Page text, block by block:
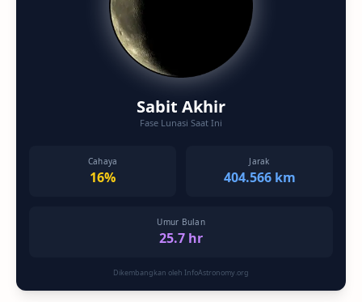
Sabit Akhir
Fase Lunasi Saat Ini
Cahaya
16%
Jarak
404.566 km
Umur Bulan
25.7 hr
Dikembangkan oleh InfoAstronomy.org